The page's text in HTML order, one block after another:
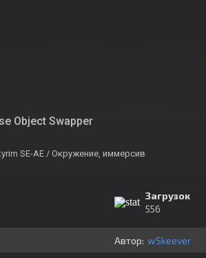
Object Swapper
SE-AE / Окружение, иммерсив
Загрузок
556
Автор: wSkeever